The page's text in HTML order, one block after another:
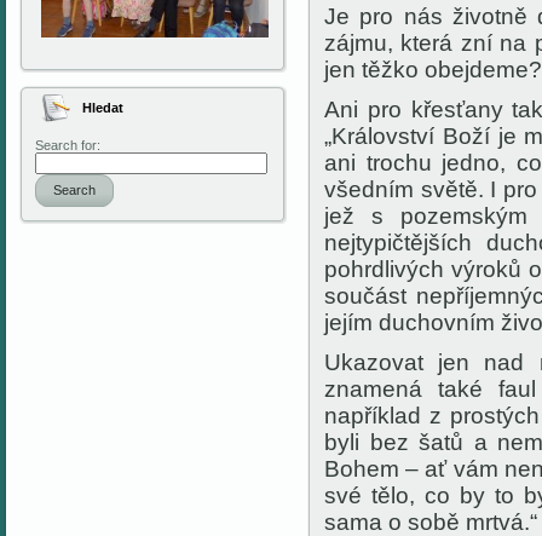
Hledat
Search for:
Search
Je pro nás životně
zájmu, která zní na
jen těžko obejdeme?
Ani pro křesťany
„Království Boží je
ani trochu jedno,
všedním světě. I
jež s
nejtypičtějších
pohrdlivých výroků
součást
jejím duchovním
Ukazovat jen nad
znamená také
například z prostých
byli bez šatů a
Bohem – ať vám
své tělo, co by to
sama o sobě mrtvá.“